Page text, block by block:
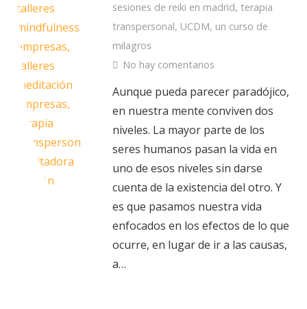
sesiones de reiki en madrid, terapia
transpersonal, UCDM, un curso de
milagros
No hay comentarios
Aunque pueda parecer paradójico,
en nuestra mente conviven dos
niveles. La mayor parte de los
seres humanos pasan la vida en
uno de esos niveles sin darse
cuenta de la existencia del otro. Y
es que pasamos nuestra vida
enfocados en los efectos de lo que
ocurre, en lugar de ir a las causas,
a…